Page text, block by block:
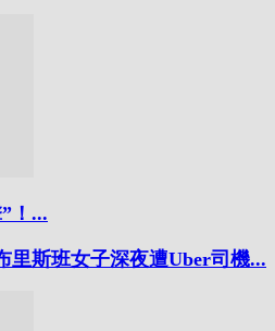
！...
里斯班女子深夜遭Uber司機...